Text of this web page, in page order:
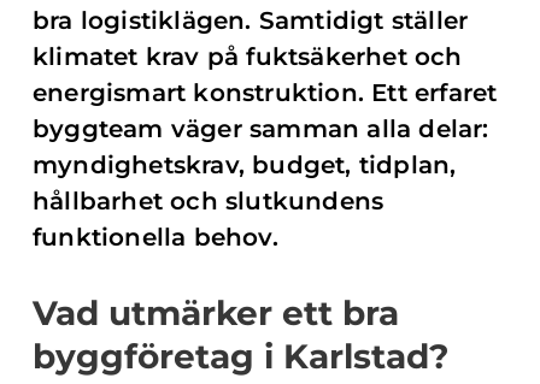
bra logistiklägen. Samtidigt ställer
klimatet krav på fuktsäkerhet och
energismart konstruktion. Ett erfaret
byggteam väger samman alla delar:
myndighetskrav, budget, tidplan,
hållbarhet och slutkundens
funktionella behov.
Vad utmärker ett bra
byggföretag i Karlstad?